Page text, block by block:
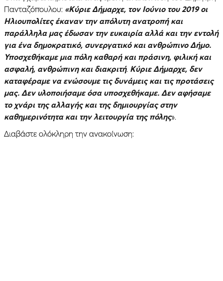
Πανταζόπουλου: «Κύριε Δήμαρχε, τον Ιούνιο του 2019 οι
Ηλιουπολίτες έκαναν την απόλυτη ανατροπή και
παράλληλα μας έδωσαν την ευκαιρία αλλά και την εντολή
για ένα δημοκρατικό, συνεργατικό και ανθρώπινο Δήμο.
Υποσχεθήκαμε μια πόλη καθαρή και πράσινη, φιλική και
ασφαλή, ανθρώπινη και διακριτή. Κύριε Δήμαρχε, δεν
καταφέραμε να ενώσουμε τις δυνάμεις και τις προτάσεις
μας. Δεν υλοποιήσαμε όσα υποσχεθήκαμε. Δεν αφήσαμε
το χνάρι της αλλαγής και της δημιουργίας στην
καθημερινότητα και την λειτουργία της πόλης».
Διαβάστε ολόκληρη την ανακοίνωση: